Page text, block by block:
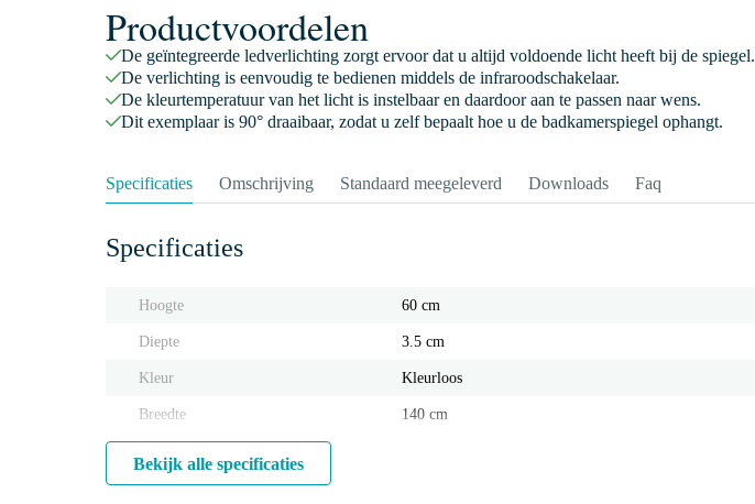
Productvoordelen
De geïntegreerde ledverlichting zorgt ervoor dat u altijd voldoende licht heeft bij de spiegel.
De verlichting is eenvoudig te bedienen middels de infraroodschakelaar.
De kleurtemperatuur van het licht is instelbaar en daardoor aan te passen naar wens.
Dit exemplaar is 90° draaibaar, zodat u zelf bepaalt hoe u de badkamerspiegel ophangt.
Specificaties Omschrijving Standaard meegeleverd Downloads Faq
Specificaties
Hoogte 60 cm
Diepte 3.5 cm
Kleur Kleurloos
Breedte 140 cm
Bekijk alle specificaties